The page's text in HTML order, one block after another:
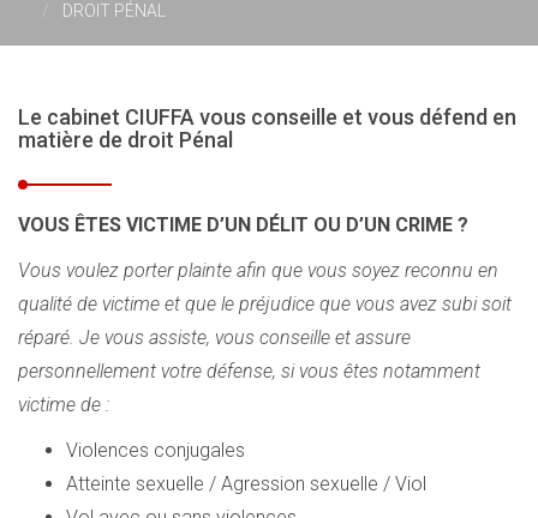
DROIT PÉNAL
Le cabinet CIUFFA vous conseille et vous défend en
matière de droit Pénal
VOUS ÊTES VICTIME D’UN DÉLIT OU D’UN CRIME ?
Vous voulez porter plainte afin que vous soyez reconnu en
qualité de victime et que le préjudice que vous avez subi soit
réparé. Je vous assiste, vous conseille et assure
personnellement votre défense, si vous êtes notamment
victime de :
Violences conjugales
Atteinte sexuelle / Agression sexuelle / Viol